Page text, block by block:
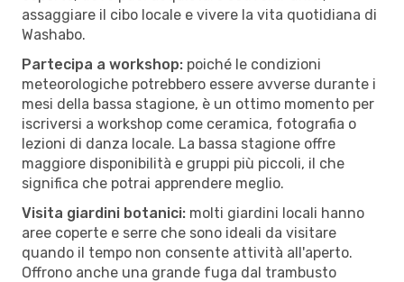
assaggiare il cibo locale e vivere la vita quotidiana di
Washabo.
Partecipa a workshop: poiché le condizioni
meteorologiche potrebbero essere avverse durante i
mesi della bassa stagione, è un ottimo momento per
iscriversi a workshop come ceramica, fotografia o
lezioni di danza locale. La bassa stagione offre
maggiore disponibilità e gruppi più piccoli, il che
significa che potrai apprendere meglio.
Visita giardini botanici: molti giardini locali hanno
aree coperte e serre che sono ideali da visitare
quando il tempo non consente attività all'aperto.
Offrono anche una grande fuga dal trambusto